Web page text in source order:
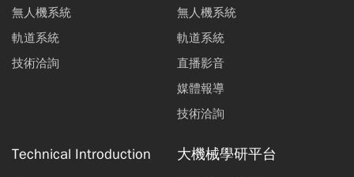
無人機系統
軌道系統
技術洽詢
無人機系統
軌道系統
直播影音
媒體報導
技術洽詢
Technical Introduction 大機械學研平台